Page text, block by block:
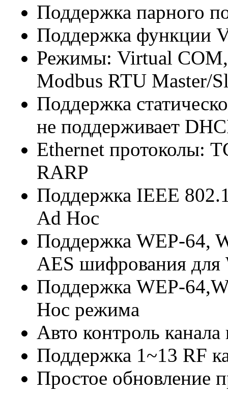
Поддержка парного
Поддержка функции
Режимы: Virtual
Modbus RTU Master/
Поддержка
не поддерживает
Ethernet протоколы:
RARP
Поддержка IEEE
Ad Hoc
Поддержка WEP-64,
AES шифрования
Поддержка WEP-
Hoc режима
Авто контроль
Поддержка 1~13 RF
Простое обновление